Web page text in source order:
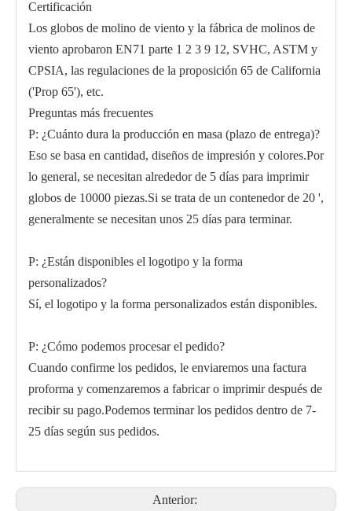
Certificación
Los globos de molino de viento y la fábrica de molinos de
viento aprobaron EN71 parte 1 2 3 9 12, SVHC, ASTM y
CPSIA, las regulaciones de la proposición 65 de California
('Prop 65'), etc.
Preguntas más frecuentes
P: ¿Cuánto dura la producción en masa (plazo de entrega)?
Eso se basa en cantidad, diseños de impresión y colores.Por
lo general, se necesitan alrededor de 5 días para imprimir
globos de 10000 piezas.Si se trata de un contenedor de 20 ',
generalmente se necesitan unos 25 días para terminar.
P: ¿Están disponibles el logotipo y la forma
personalizados?
Sí, el logotipo y la forma personalizados están disponibles.
P: ¿Cómo podemos procesar el pedido?
Cuando confirme los pedidos, le enviaremos una factura
proforma y comenzaremos a fabricar o imprimir después de
recibir su pago.Podemos terminar los pedidos dentro de 7-
25 días según sus pedidos.
Anterior: